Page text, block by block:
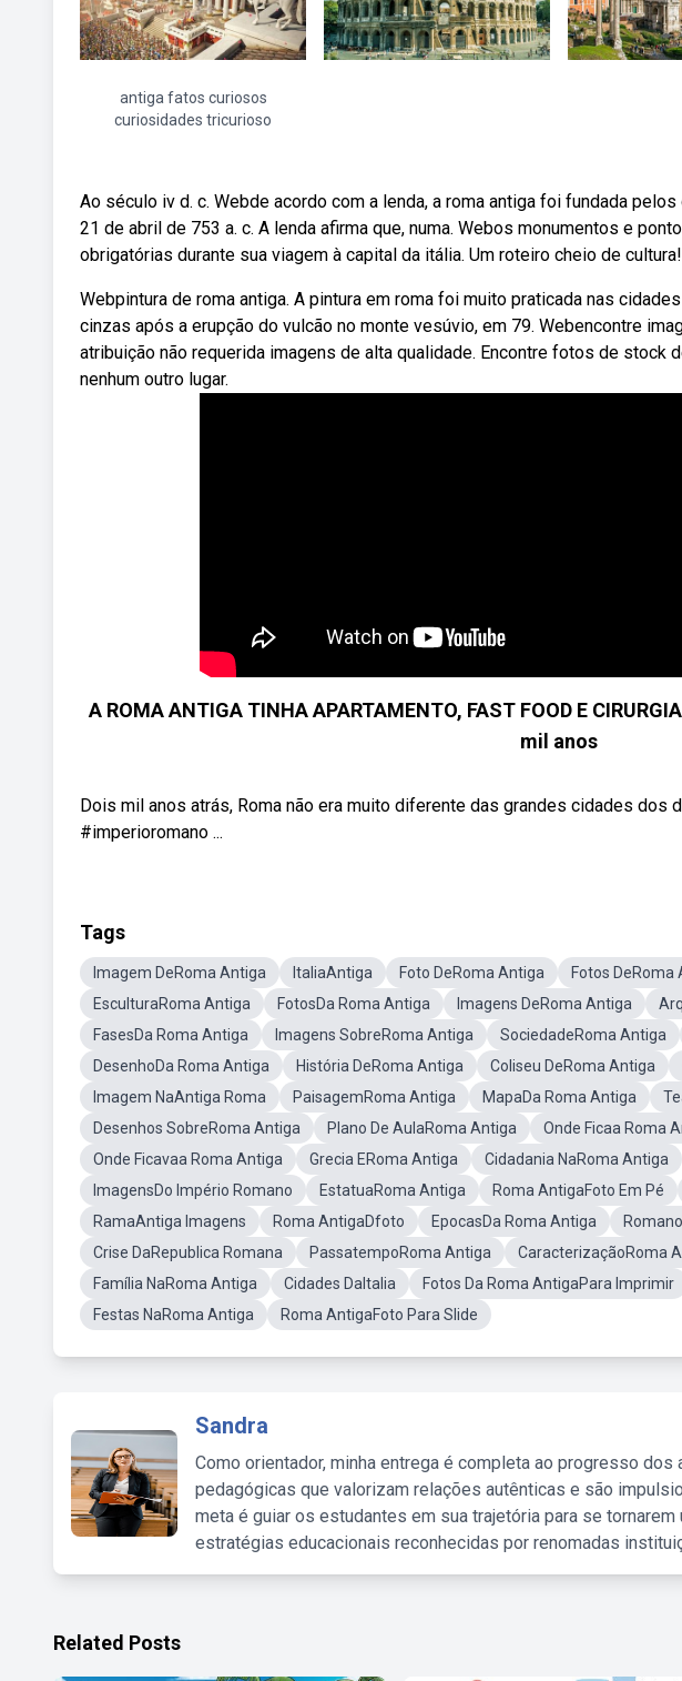
antiga fatos curiosos
curiosidades tricurioso
Ao século iv d. c. Webde acordo com a lenda, a roma antiga foi fundada
21 de abril de 753 a. c. A lenda afirma que, numa. Webos monumentos e
obrigatórias durante sua viagem à capital da itália. Um roteiro cheio de cultura!
Webpintura de roma antiga. A pintura em roma foi muito praticada nas
cinzas após a erupção do vulcão no monte vesúvio, em 79. Webencontre
atribuição não requerida imagens de alta qualidade. Encontre fotos de stock
nenhum outro lugar.
A ROMA ANTIGA TINHA APARTAMENTO, FAST FOOD E
mil anos
Dois mil anos atrás, Roma não era muito diferente das grandes cidades dos
#imperioromano ...
Tags
Imagem DeRoma Antiga ItaliaAntiga Foto DeRoma Antiga Fotos DeRoma
EsculturaRoma Antiga
FotosDa Roma Antiga Imagens DeRoma Antiga
FasesDa Roma Antiga
Imagens SobreRoma Antiga SociedadeRoma Antiga
DesenhoDa Roma Antiga
História DeRoma Antiga Coliseu DeRoma Antiga
Imagem NaAntiga Roma
PaisagemRoma Antiga MapaDa Roma Antiga
Desenhos SobreRoma Antiga
Plano De AulaRoma Antiga Onde Ficaa Roma
Onde Ficavaa Roma Antiga
Grecia ERoma Antiga Cidadania NaRoma Antiga
ImagensDo Império Romano
EstatuaRoma Antiga Roma AntigaFoto Em Pé
RamaAntiga Imagens
Roma AntigaDfoto EpocasDa Roma Antiga
Crise DaRepublica Romana
PassatempoRoma Antiga CaracterizaçãoRoma
Família NaRoma Antiga
Cidades DaItalia Fotos Da Roma AntigaPara Imprimir
Festas NaRoma Antiga
Roma AntigaFoto Para Slide
Sandra
Como orientador, minha entrega é completa ao progresso
pedagógicas que valorizam relações autênticas e são
meta é guiar os estudantes em sua trajetória para se
estratégias educacionais reconhecidas por renomadas
Related Posts